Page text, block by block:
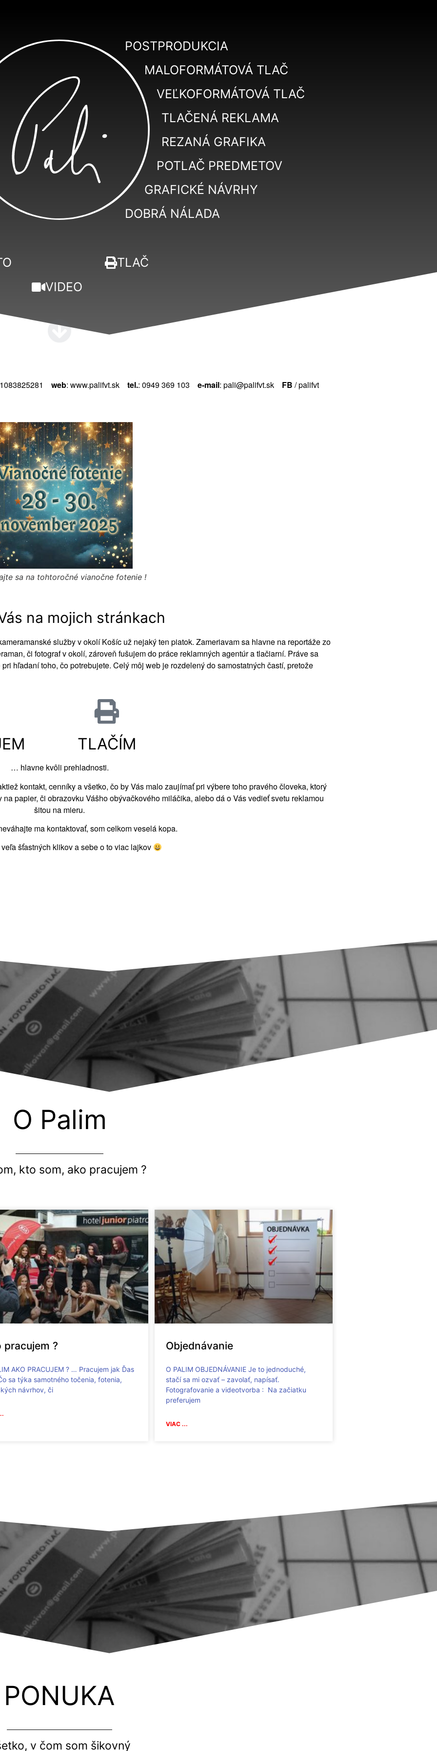
VIDEO
TLAČ
POSTPRODUKCIA
MALOFORMÁTOVÁ TLAČ
VEĽKOFORMÁTOVÁ TLAČ
TLAČENÁ REKLAMA
REZANÁ GRAFIKA
POTLAČ PREDMETOV
GRAFICKÉ NÁVRHY
DOBRÁ NÁLADA
web: www.palifvt.sk tel.: 0949 369 103 e-mail: pali@palifvt.sk FB / palifvt
sa na tohtoročné vianočne fotenie !
na mojich stránkach
služby v okolí Košíc už nejaký ten piatok. Zameriavam sa hlavne na reportáže zo
či fotograf v okolí, zároveň fušujem do práce reklamných agentúr a tlačiarní. Práve sa
hľadaní toho, čo potrebujete. Celý môj web je rozdelený do samostatných častí, pretože
TLAČÍM
… hlavne kvôli prehladnosti.
kontakt, cenníky a všetko, čo by Vás malo zaujímať pri výbere toho pravého človeka, ktorý
na papier, či obrazovku Vášho obývačkového miláčika, alebo dá o Vás vedieť svetu reklamou
šitou na mieru.
ma kontaktovať, som celkom veselá kopa.
šťastných klikov a sebe o to viac lajkov
O Palim
kto som, ako pracujem ?
pracujem ?
AKO PRACUJEM ? … Pracujem jak Ďas
sa týka samotného točenia, fotenia,
návrhov, či
Objednávanie
O PALIM OBJEDNÁVANIE Je to jednoduché,
stačí sa mi ozvať – zavolať, napísať.
Fotografovanie a videotvorba : Na začiatku
preferujem
VIAC ...
PONUKA
v čom som šikovný